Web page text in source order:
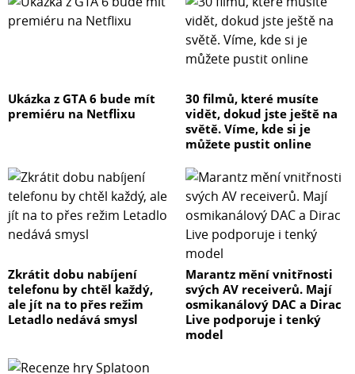
Ukázka z GTA 6 bude mít
premiéru na Netflixu
30 filmů, které musíte
vidět, dokud jste ještě na
světě. Víme, kde si je
můžete pustit online
Zkrátit dobu nabíjení
telefonu by chtěl každý,
ale jít na to přes režim
Letadlo nedává smysl
Marantz mění vnitřnosti
svých AV receiverů. Mají
osmikanálový DAC a Dirac
Live podporuje i tenký
model